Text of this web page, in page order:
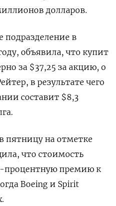
долларов.
подразделение в
объявила, что купит
за $37,25 за акцию, о
в результате чего
составит $8,3
пятницу на отметке
что стоимость
процентную премию к
Boeing и Spirit